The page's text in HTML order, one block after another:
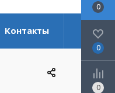
Контакты
0
0
0